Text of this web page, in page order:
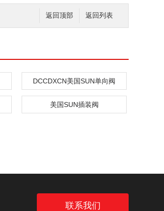
返回列表
返回顶部
DCCDXCN美国SUN单向阀
美国SUN插装阀
联系我们